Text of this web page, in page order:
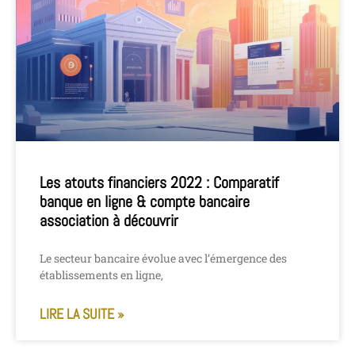
Les atouts financiers 2022 : Comparatif
banque en ligne & compte bancaire
association à découvrir
Le secteur bancaire évolue avec l’émergence des
établissements en ligne,
LIRE LA SUITE »